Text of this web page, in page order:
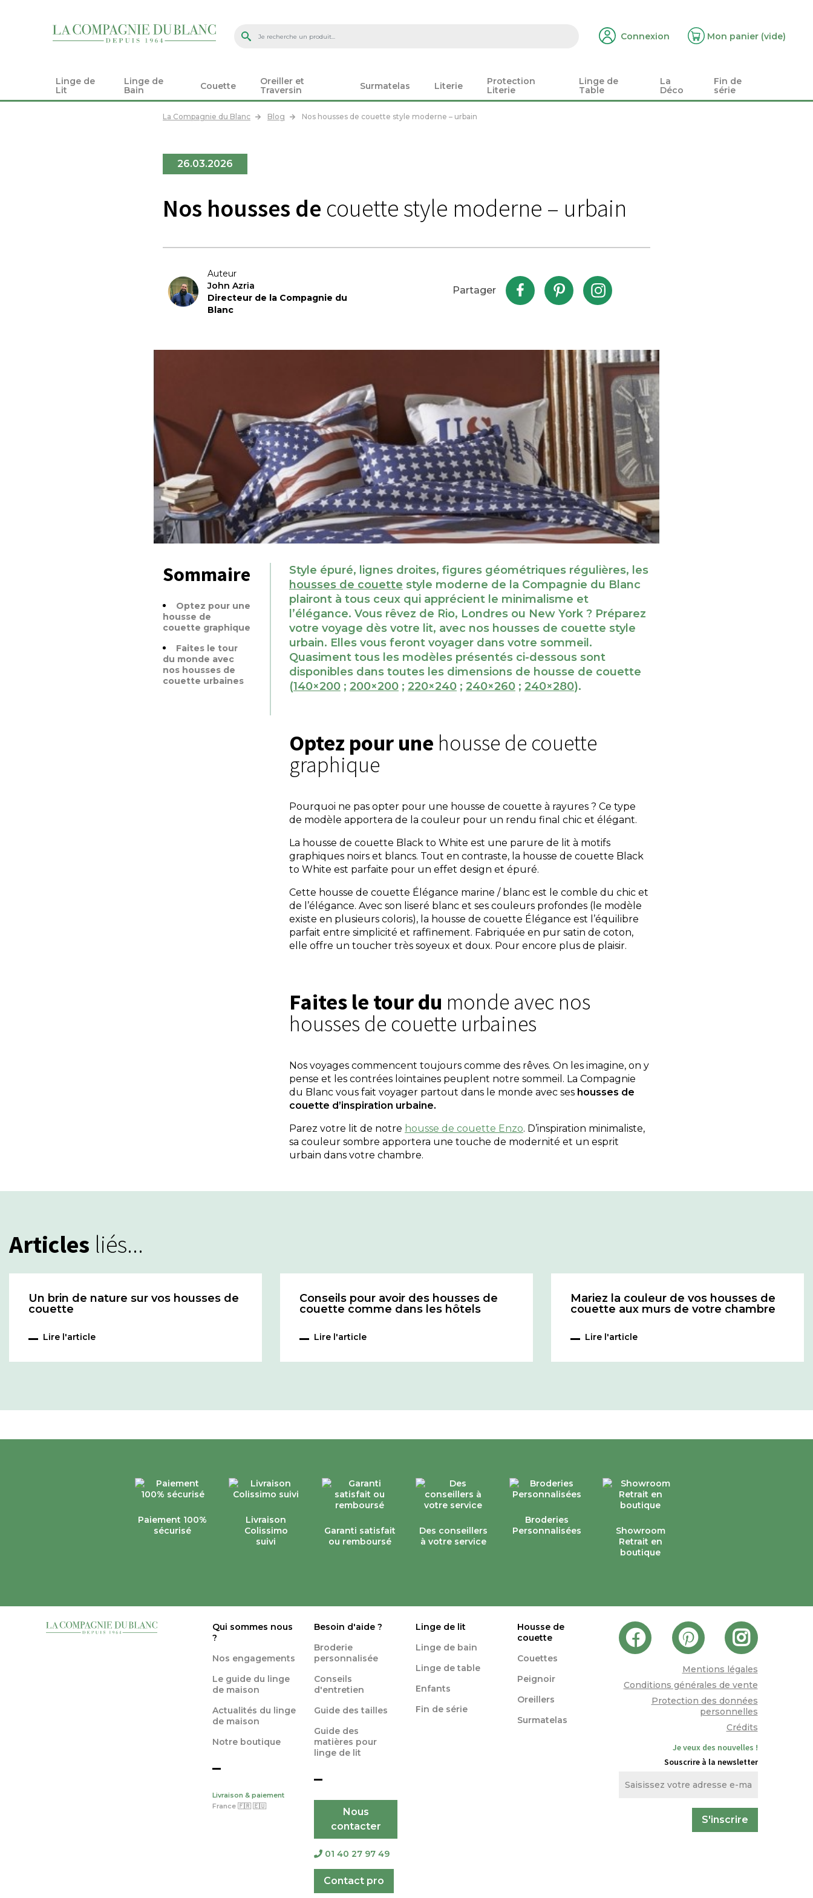
Connexion Mon panier (vide)
Linge de
Lit
Linge de
Bain
Couette
Oreiller et
Traversin
Surmatelas Literie
Protection
Literie
Linge de
Table
La
Déco
Fin de
série
La Compagnie du Blanc Blog Nos housses de couette style moderne – urbain
26.03.2026
Nos housses de couette style moderne – urbain
Auteur
John Azria
Directeur de la Compagnie du
Blanc
Partager
Sommaire
Optez pour une
housse de
couette graphique
Faites le tour
du monde avec
nos housses de
couette urbaines
Style épuré, lignes droites, figures géométriques régulières, les
housses de couette style moderne de la Compagnie du Blanc
plairont à tous ceux qui apprécient le minimalisme et
l’élégance. Vous rêvez de Rio, Londres ou New York ? Préparez
votre voyage dès votre lit, avec nos housses de couette style
urbain. Elles vous feront voyager dans votre sommeil.
Quasiment tous les modèles présentés ci-dessous sont
disponibles dans toutes les dimensions de housse de couette
(140×200 ; 200×200 ; 220×240 ; 240×260 ; 240×280).
Optez pour une housse de couette
graphique
Pourquoi ne pas opter pour une housse de couette à rayures ? Ce type
de modèle apportera de la couleur pour un rendu final chic et élégant.
La housse de couette Black to White est une parure de lit à motifs
graphiques noirs et blancs. Tout en contraste, la housse de couette Black
to White est parfaite pour un effet design et épuré.
Cette housse de couette Élégance marine / blanc est le comble du chic et
de l’élégance. Avec son liseré blanc et ses couleurs profondes (le modèle
existe en plusieurs coloris), la housse de couette Élégance est l’équilibre
parfait entre simplicité et raffinement. Fabriquée en pur satin de coton,
elle offre un toucher très soyeux et doux. Pour encore plus de plaisir.
Faites le tour du monde avec nos
housses de couette urbaines
Nos voyages commencent toujours comme des rêves. On les imagine, on y
pense et les contrées lointaines peuplent notre sommeil. La Compagnie
du Blanc vous fait voyager partout dans le monde avec ses housses de
couette d’inspiration urbaine.
Parez votre lit de notre housse de couette Enzo. D’inspiration minimaliste,
sa couleur sombre apportera une touche de modernité et un esprit
urbain dans votre chambre.
Articles liés...
Un brin de nature sur vos housses de
couette
Lire l'article
Conseils pour avoir des housses de
couette comme dans les hôtels
Lire l'article
Mariez la couleur de vos housses de
couette aux murs de votre chambre
Lire l'article
Paiement 100%
sécurisé
Livraison
Colissimo
suivi
Garanti satisfait
ou remboursé
Des conseillers
à votre service
Broderies
Personnalisées
Showroom
Retrait en
boutique
Qui sommes nous
?
Nos engagements
Le guide du linge
de maison
Actualités du linge
de maison
Notre boutique
Livraison & paiement
France 🇫🇷 🇪🇺
Besoin d'aide ?
Broderie
personnalisée
Conseils
d'entretien
Guide des tailles
Guide des
matières pour
linge de lit
Nous
contacter
01 40 27 97 49
Contact pro
Linge de lit
Linge de bain
Linge de table
Enfants
Fin de série
Housse de
couette
Couettes
Peignoir
Oreillers
Surmatelas
Mentions légales
Conditions générales de vente
Protection des données
personnelles
Crédits
Je veux des nouvelles !
Souscrire à la newsletter